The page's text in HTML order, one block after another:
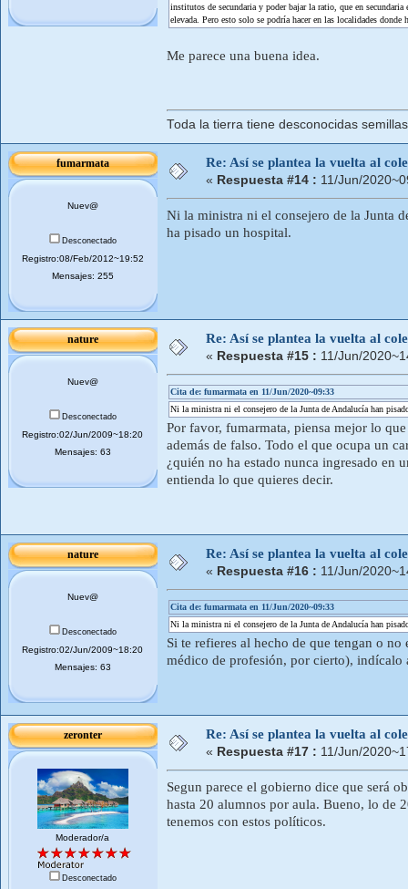
institutos de secundaria y poder bajar la ratio, que en secundaria
elevada. Pero esto solo se podría hacer en las localidades
Me parece una buena idea.
Toda la tierra tiene desconocidas
fumarmata
Nuev@
Desconectado
Registro:08/Feb/2012~19:52
Mensajes: 255
Re: Así se plantea la vuelta al
« Respuesta #14 : 11/Jun/
Ni la ministra ni el consejero de la Junta
ha pisado un hospital.
nature
Nuev@
Desconectado
Registro:02/Jun/2009~18:20
Mensajes: 63
Re: Así se plantea la vuelta al
« Respuesta #15 : 11/Jun/
Cita de: fumarmata en 11/Jun/2020~09:33
Ni la ministra ni el consejero de la Junta de Andalucía han
Por favor, fumarmata, piensa mejor lo
además de falso. Todo el que ocupa un
¿quién no ha estado nunca ingresado en
entienda lo que quieres decir.
nature
Nuev@
Desconectado
Registro:02/Jun/2009~18:20
Mensajes: 63
Re: Así se plantea la vuelta al
« Respuesta #16 : 11/Jun/
Cita de: fumarmata en 11/Jun/2020~09:33
Ni la ministra ni el consejero de la Junta de Andalucía han
Si te refieres al hecho de que tengan o
médico de profesión, por cierto), indícalo
zeronter
Moderador/a
Desconectado
Re: Así se plantea la vuelta al
« Respuesta #17 : 11/Jun/
Segun parece el gobierno dice que será
hasta 20 alumnos por aula. Bueno, lo de
tenemos con estos políticos.